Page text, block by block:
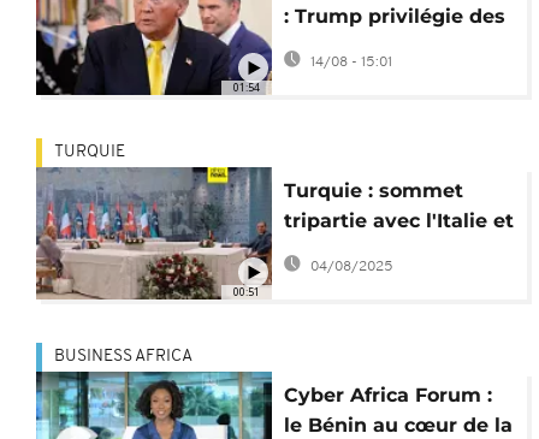
01:54
: Trump privilégie des
négociations avec
Poutine
14/08 - 15:01
00:51
TURQUIE
Turquie : sommet
tripartie avec l'Italie et
la Libye sur la sécurité
04/08/2025
BUSINESS AFRICA
Cyber Africa Forum :
le Bénin au cœur de la